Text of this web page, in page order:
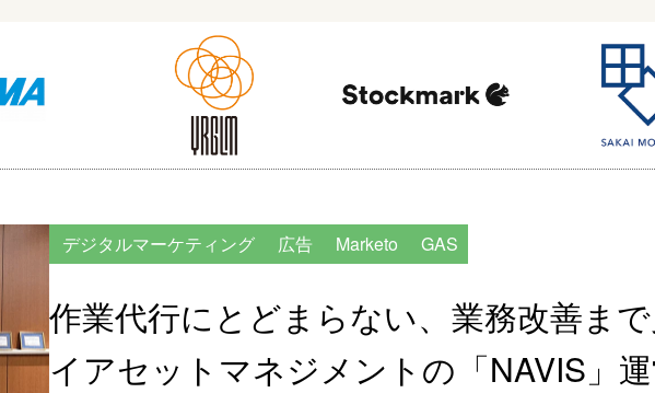
デジタルマーケティング 広告 Marketo GAS
作業代行にとどまらない、業務改善ま
イアセットマネジメントの「NAVIS」